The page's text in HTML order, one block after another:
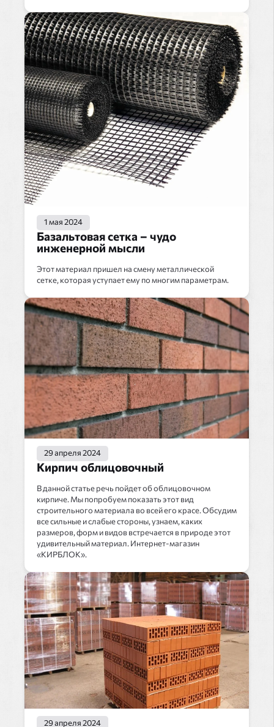
1 мая 2024
Базальтовая сетка – чудо
инженерной мысли
Этот материал пришел на смену металлической
сетке, которая уступает ему по многим параметрам.
29 апреля 2024
Кирпич облицовочный
В данной статье речь пойдет об облицовочном
кирпиче. Мы попробуем показать этот вид
строительного материала во всей его красе. Обсудим
все сильные и слабые стороны, узнаем, каких
размеров, форм и видов встречается в природе этот
удивительный материал. Интернет-магазин
«КИРБЛОК».
29 апреля 2024